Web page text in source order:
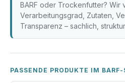
BARF oder Trockenfutter? Wir
Verarbeitungsgrad, Zutaten,
Transparenz – sachlich,
PASSENDE PRODUKTE IM BARF-